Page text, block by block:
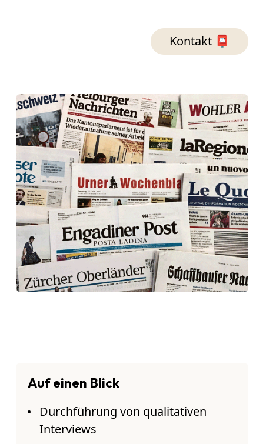
Kontakt 📮
Auf einen Blick
Durchführung von qualitativen
Interviews